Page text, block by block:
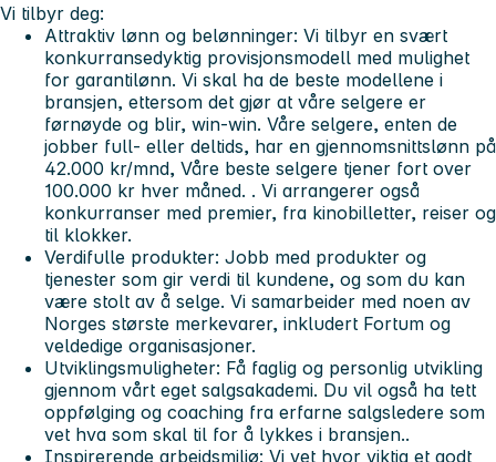
Vi tilbyr deg:
Attraktiv lønn og belønninger: Vi tilbyr en svært
konkurransedyktig provisjonsmodell med mulighet
for garantilønn. Vi skal ha de beste modellene i
bransjen, ettersom det gjør at våre selgere er
førnøyde og blir, win-win. Våre selgere, enten de
jobber full- eller deltids, har en gjennomsnittslønn på
42.000 kr/mnd, Våre beste selgere tjener fort over
100.000 kr hver måned. . Vi arrangerer også
konkurranser med premier, fra kinobilletter, reiser og
til klokker.
Verdifulle produkter: Jobb med produkter og
tjenester som gir verdi til kundene, og som du kan
være stolt av å selge. Vi samarbeider med noen av
Norges største merkevarer, inkludert Fortum og
veldedige organisasjoner.
Utviklingsmuligheter: Få faglig og personlig utvikling
gjennom vårt eget salgsakademi. Du vil også ha tett
oppfølging og coaching fra erfarne salgsledere som
vet hva som skal til for å lykkes i bransjen..
Inspirerende arbeidsmiljø: Vi vet hvor viktig et godt